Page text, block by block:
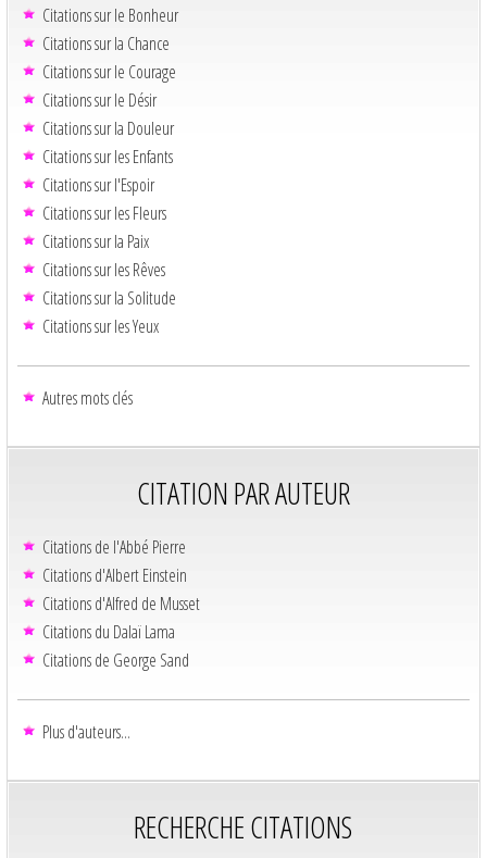
Citations sur le Bonheur
Citations sur la Chance
Citations sur le Courage
Citations sur le Désir
Citations sur la Douleur
Citations sur les Enfants
Citations sur l'Espoir
Citations sur les Fleurs
Citations sur la Paix
Citations sur les Rêves
Citations sur la Solitude
Citations sur les Yeux
Autres mots clés
CITATION PAR AUTEUR
Citations de l'Abbé Pierre
Citations d'Albert Einstein
Citations d'Alfred de Musset
Citations du Dalaï Lama
Citations de George Sand
Plus d'auteurs...
RECHERCHE CITATIONS